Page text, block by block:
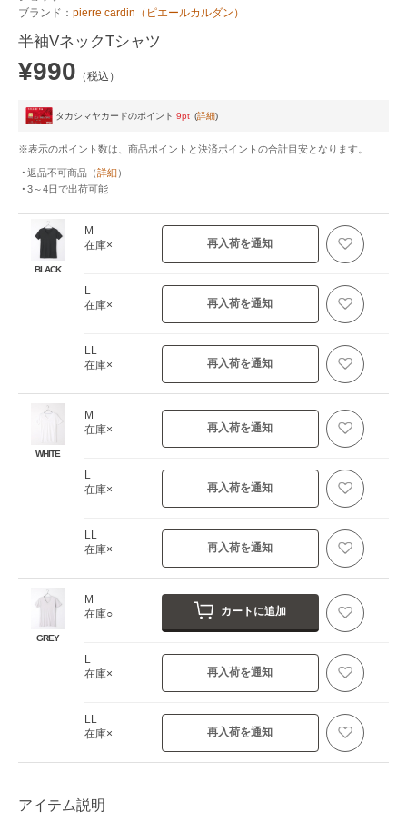
ブランド： pierre cardin（ピエールカルダン）
半袖VネックTシャツ
¥990 （税込）
タカシマヤカードのポイント 9pt (詳細)
※表示のポイント数は、商品ポイントと決済ポイントの合計目安となります。
返品不可商品 （詳細）
3～4日で出荷可能
BLACK
M
在庫×
再入荷を通知
L
在庫×
再入荷を通知
LL
在庫×
再入荷を通知
WHITE
M
在庫×
再入荷を通知
L
在庫×
再入荷を通知
LL
在庫×
再入荷を通知
GREY
M
在庫○
カートに追加
L
在庫×
再入荷を通知
LL
在庫×
再入荷を通知
アイテム説明